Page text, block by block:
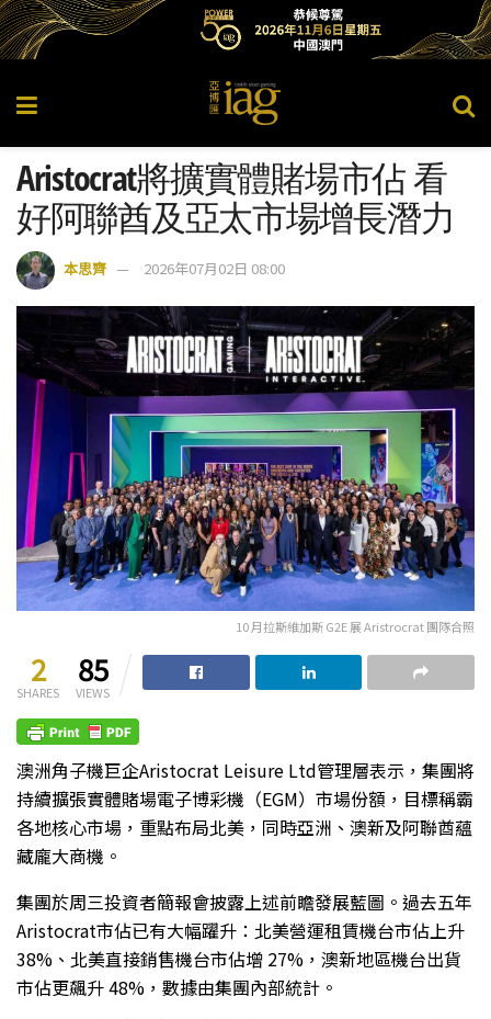
Aristocrat將擴實體賭場市佔 看
好阿聯酋及亞太市場增長潛力
本思齊 2026年07月02日 08:00
10 月拉斯維加斯 G2E 展 Aristrocrat 團隊合照
2
SHARES
85
VIEWS
澳洲角子機巨企Aristocrat Leisure Ltd管理層表示，集團將
持續擴張實體賭場電子博彩機（EGM）市場份額，目標稱霸
各地核心市場，重點布局北美，同時亞洲、澳新及阿聯酋蘊
藏龐大商機。
集團於周三投資者簡報會披露上述前瞻發展藍圖。過去五年
Aristocrat市佔已有大幅躍升：北美營運租賃機台市佔上升
38%、北美直接銷售機台市佔增 27%，澳新地區機台出貨
市佔更飆升 48%，數據由集團內部統計。